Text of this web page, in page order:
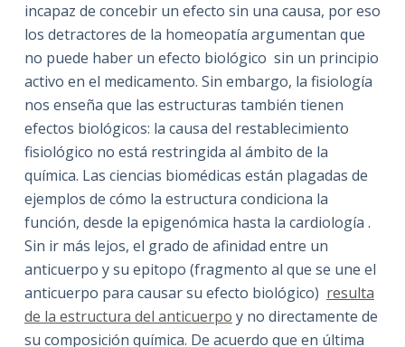
incapaz de concebir un efecto sin una causa, por eso
los detractores de la homeopatía argumentan que
no puede haber un efecto biológico sin un principio
activo en el medicamento. Sin embargo, la fisiología
nos enseña que las estructuras también tienen
efectos biológicos: la causa del restablecimiento
fisiológico no está restringida al ámbito de la
química. Las ciencias biomédicas están plagadas de
ejemplos de cómo la estructura condiciona la
función, desde la epigenómica hasta la cardiología .
Sin ir más lejos, el grado de afinidad entre un
anticuerpo y su epitopo (fragmento al que se une el
anticuerpo para causar su efecto biológico) resulta
de la estructura del anticuerpo y no directamente de
su composición química. De acuerdo que en última